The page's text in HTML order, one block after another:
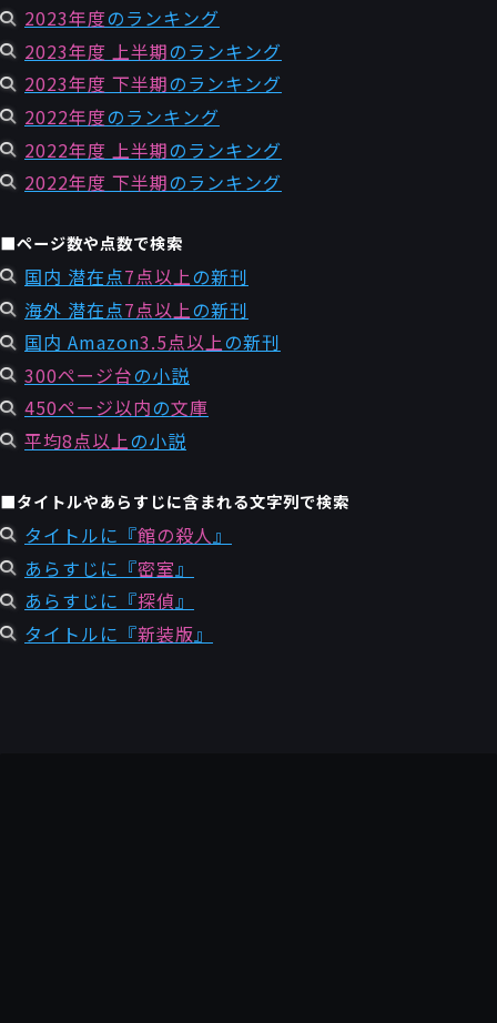
2023年度のランキング
2023年度 上半期のランキング
2023年度 下半期のランキング
2022年度のランキング
2022年度 上半期のランキング
2022年度 下半期のランキング
■ページ数や点数で検索
国内 潜在点7点以上の新刊
海外 潜在点7点以上の新刊
国内 Amazon3.5点以上の新刊
300ページ台の小説
450ページ以内の文庫
平均8点以上の小説
■タイトルやあらすじに含まれる文字列で検索
タイトルに『館の殺人』
あらすじに『密室 』
あらすじに『探偵』
タイトルに『新装版』